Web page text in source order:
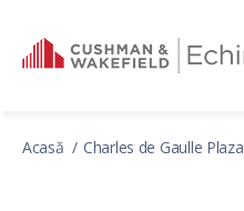
Acasă Charles de Gaulle Plaza